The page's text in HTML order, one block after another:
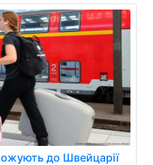
до Швейцарії